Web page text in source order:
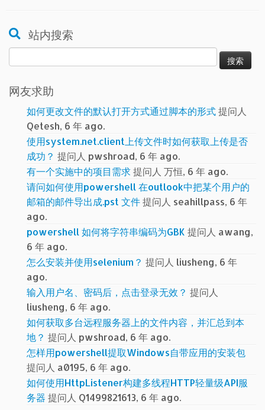
站内搜索
索：
网友求助
如何更改文件的默认打开方式通过脚本的形式提问人
Qetesh, 6 年 ago.
使用system.net.client上传文件时如何获取上传是否
成功？ 提问人 pwshroad, 6 年 ago.
有一个实施中的项目需求提问人 万恒, 6 年 ago.
请问如何使用powershell 在outlook中把某个用户的
邮箱的邮件导出成.pst 文件提问人 seahillpass, 6 年
ago.
powershell 如何将字符串编码为GBK 提问人 awang,
6 年 ago.
怎么安装并使用selenium？ 提问人 liusheng, 6 年
ago.
输入用户名、密码后，点击登录无效？ 提问人
liusheng, 6 年 ago.
如何获取多台远程服务器上的文件内容，并汇总到本
地？ 提问人 pwshroad, 6 年 ago.
怎样用powershell提取Windows自带应用的安装包
提问人 a0195, 6 年 ago.
如何使用HttpListener构建多线程HTTP轻量级API服
务器 提问人 Q1499821613, 6 年 ago.